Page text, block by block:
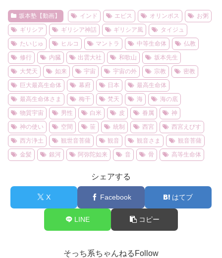
坂本塾【動画】 インド エビス オリンポス
お粥
ギリシア
ギリシア神話 ギリシア風
タイジュ
たいじゅ
ヒルコ マントラ 中等生命体
仏教
修行
内臓 出雲大社 和歌山
坂本先生
大梵天
如来 宇宙 宇宙の外 宗教
密教
巨大最高生命体
幕府 日本
最高生命体
最高生命体さま
梅干 梵天 海
海の底
物質宇宙
男性 白米 皮 眷属
神
神の使い
空間 笹 統制 西宮
西宮えびす
西方浄土
観世音菩薩 観音 観音さま
観音菩薩
金髪
銀河 阿弥陀如来 音 骨 高等生命体
シェアする
X Facebook はてブ
LINE コピー
そっち系ちゃんねるFollow